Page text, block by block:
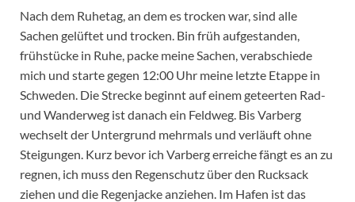
Nach dem Ruhetag, an dem es trocken war, sind alle
Sachen gelüftet und trocken. Bin früh aufgestanden,
frühstücke in Ruhe, packe meine Sachen, verabschiede
mich und starte gegen 12:00 Uhr meine letzte Etappe in
Schweden. Die Strecke beginnt auf einem geteerten Rad-
und Wanderweg ist danach ein Feldweg. Bis Varberg
wechselt der Untergrund mehrmals und verläuft ohne
Steigungen. Kurz bevor ich Varberg erreiche fängt es an zu
regnen, ich muss den Regenschutz über den Rucksack
ziehen und die Regenjacke anziehen. Im Hafen ist das